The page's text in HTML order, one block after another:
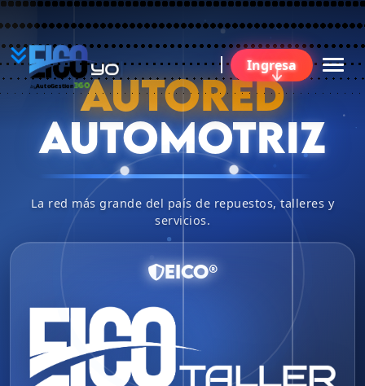
YO
B
AutoGestion 360
Ingresa
AUTORED
AUTOMOTRIZ
La red más grande del país de repuestos, talleres y
servicios.
EICO®